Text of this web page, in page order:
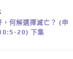
，何解選擇滅亡？ (申
20) 下集